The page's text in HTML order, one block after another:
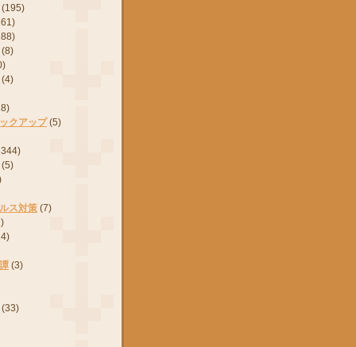
(195)
(8)
(4)
クアップ (5)
(5)
ス対策 (7)
(3)
(33)